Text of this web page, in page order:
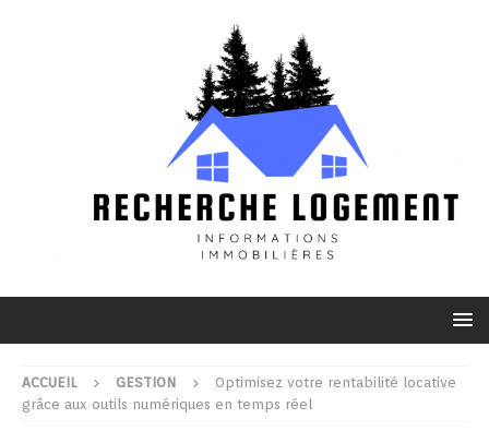
ACCUEIL GESTION
Optimisez votre rentabilité locative
grâce aux outils numériques en temps réel